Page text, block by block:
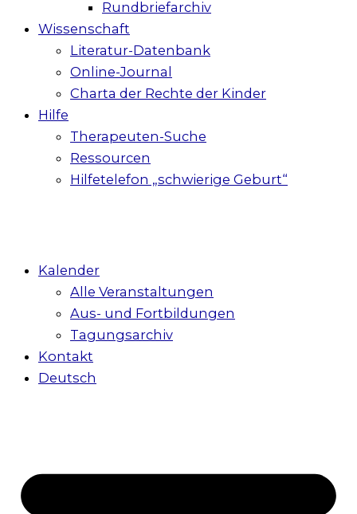
Rundbriefarchiv
Wissenschaft
Literatur-Datenbank
Online-Journal
Charta der Rechte der Kinder
Hilfe
Therapeuten-Suche
Ressourcen
Hilfetelefon „schwierige Geburt“
Kalender
Alle Veranstaltungen
Aus- und Fortbildungen
Tagungsarchiv
Kontakt
Deutsch